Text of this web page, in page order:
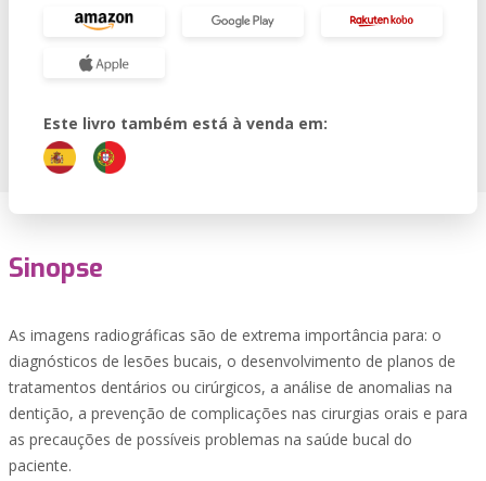
Este livro também está à venda em:
Sinopse
As imagens radiográficas são de extrema importância para: o
diagnósticos de lesões bucais, o desenvolvimento de planos de
tratamentos dentários ou cirúrgicos, a análise de anomalias na
dentição, a prevenção de complicações nas cirurgias orais e para
as precauções de possíveis problemas na saúde bucal do
paciente.